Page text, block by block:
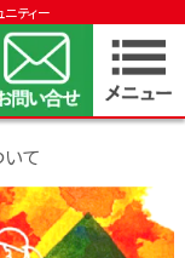
ティー
て